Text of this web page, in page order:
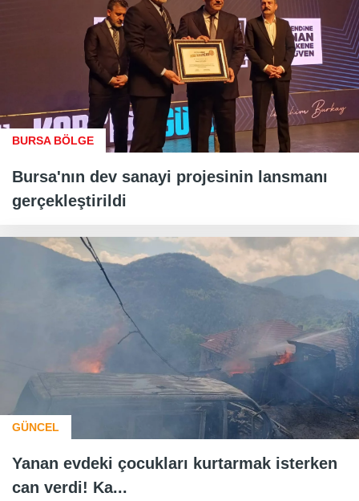
BURSA BÖLGE
Bursa'nın dev sanayi projesinin lansmanı
gerçekleştirildi
GÜNCEL
Yanan evdeki çocukları kurtarmak isterken
can verdi! Ka...